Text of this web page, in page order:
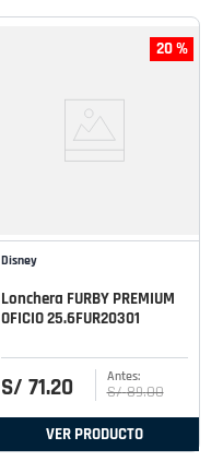
20 %
Disney
Lonchera FURBY PREMIUM
OFICIO 25.6FUR20301
S/ 71.20 S/ 89.00
VER PRODUCTO